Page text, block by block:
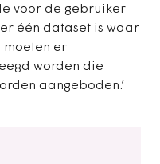
voor de gebruiker
één dataset is waar
moeten er
worden die
aangeboden.’